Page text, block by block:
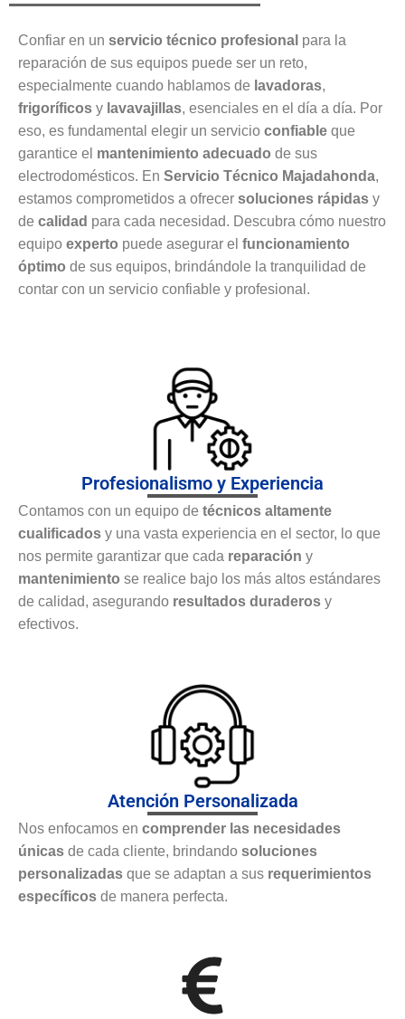
Confiar en un servicio técnico profesional para la
reparación de sus equipos puede ser un reto,
especialmente cuando hablamos de lavadoras,
frigoríficos y lavavajillas, esenciales en el día a día. Por
eso, es fundamental elegir un servicio confiable que
garantice el mantenimiento adecuado de sus
electrodomésticos. En Servicio Técnico Majadahonda,
estamos comprometidos a ofrecer soluciones rápidas y
de calidad para cada necesidad. Descubra cómo nuestro
equipo experto puede asegurar el funcionamiento
óptimo de sus equipos, brindándole la tranquilidad de
contar con un servicio confiable y profesional.
Profesionalismo y Experiencia
Contamos con un equipo de técnicos altamente
cualificados y una vasta experiencia en el sector, lo que
nos permite garantizar que cada reparación y
mantenimiento se realice bajo los más altos estándares
de calidad, asegurando resultados duraderos y
efectivos.
Atención Personalizada
Nos enfocamos en comprender las necesidades
únicas de cada cliente, brindando soluciones
personalizadas que se adaptan a sus requerimientos
específicos de manera perfecta.